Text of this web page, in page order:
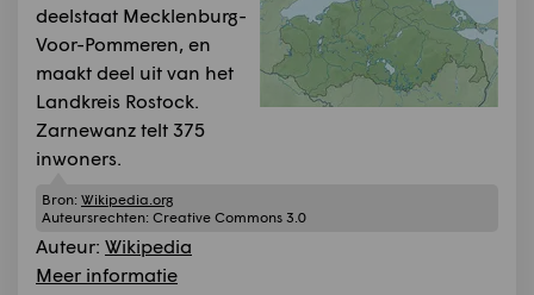
deelstaat Mecklenburg-
Voor-Pommeren, en
maakt deel uit van het
Landkreis Rostock.
Zarnewanz telt 375
inwoners.
Bron: Wikipedia.org
Auteursrechten: Creative Commons 3.0
Auteur: Wikipedia
Meer informatie